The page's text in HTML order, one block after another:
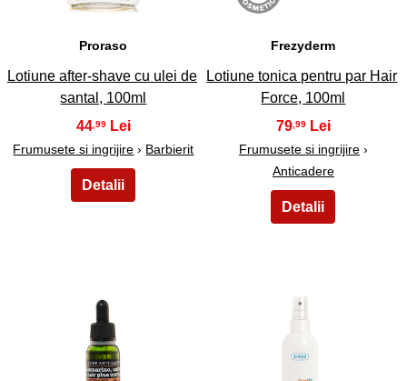
Proraso
Lotiune after-shave cu ulei de
santal, 100ml
44 ,99
Frumusete si ingrijire › Barbierit
Frezyderm
Lotiune tonica pentru par Hair
Force, 100ml
79,99
Frumusete si ingrijire›
Anticadere
47